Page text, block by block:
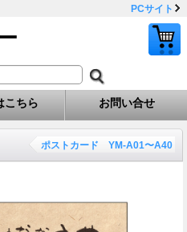
PCサイト
こちら お問い合せ
ポストカード YM-A01〜A40